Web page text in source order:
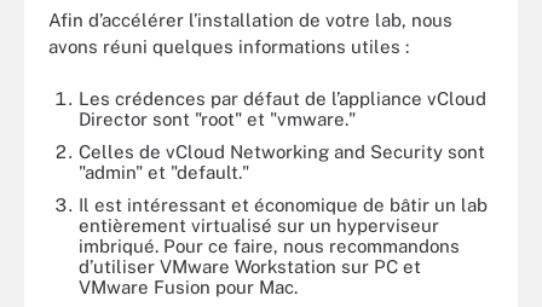
Afin d’accélérer l’installation de votre lab, nous
avons réuni quelques informations utiles :
Les crédences par défaut de l’appliance vCloud
Director sont "root" et "vmware."
Celles de vCloud Networking and Security sont
"admin" et "default."
Il est intéressant et économique de bâtir un lab
entièrement virtualisé sur un hyperviseur
imbriqué. Pour ce faire, nous recommandons
d’utiliser VMware Workstation sur PC et
VMware Fusion pour Mac.